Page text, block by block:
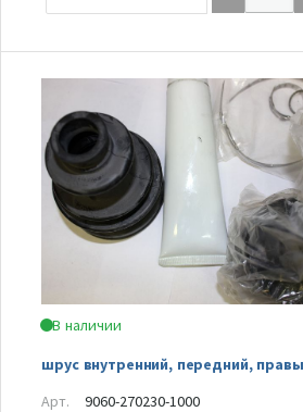
В наличии
шрус внутренний, передний,
Арт.
9060-270230-1000